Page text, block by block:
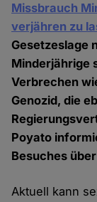
Missbrauch
verjähren zu
Gesetzeslage
Minderjährige
Verbrechen
Genozid, die
Poyato
Besuches
Aktuell kann